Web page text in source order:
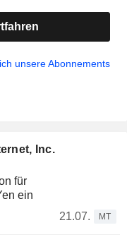
unsere Abonnements
Inc.
für
ein
21.07.
MT